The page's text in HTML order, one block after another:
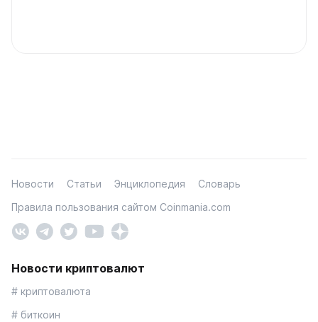
Новости Статьи Энциклопедия
Словарь
Правила пользования сайтом Coinmania.com
Новости криптовалют
# криптовалюта
# биткоин